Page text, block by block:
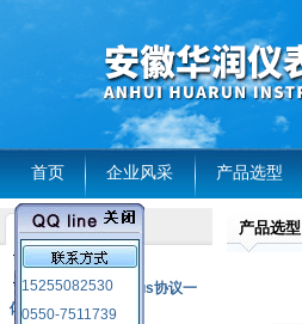
首页 企业风采 产品选型
15255082530
0550-7511739
产品列表
风电温度传感器
RS485通讯modbus协议一
体化现场智能仪表
产品选型